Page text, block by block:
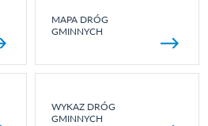
MAPA DRÓG
GMINNYCH
WYKAZ DRÓG
GMINNYCH